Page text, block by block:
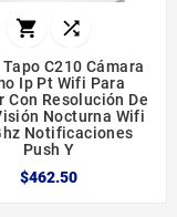
 
C210 Cámara
Ip Pt Wifi Para
Con Resolución De
Nocturna Wifi
Notificaciones
Push Y
$462.50